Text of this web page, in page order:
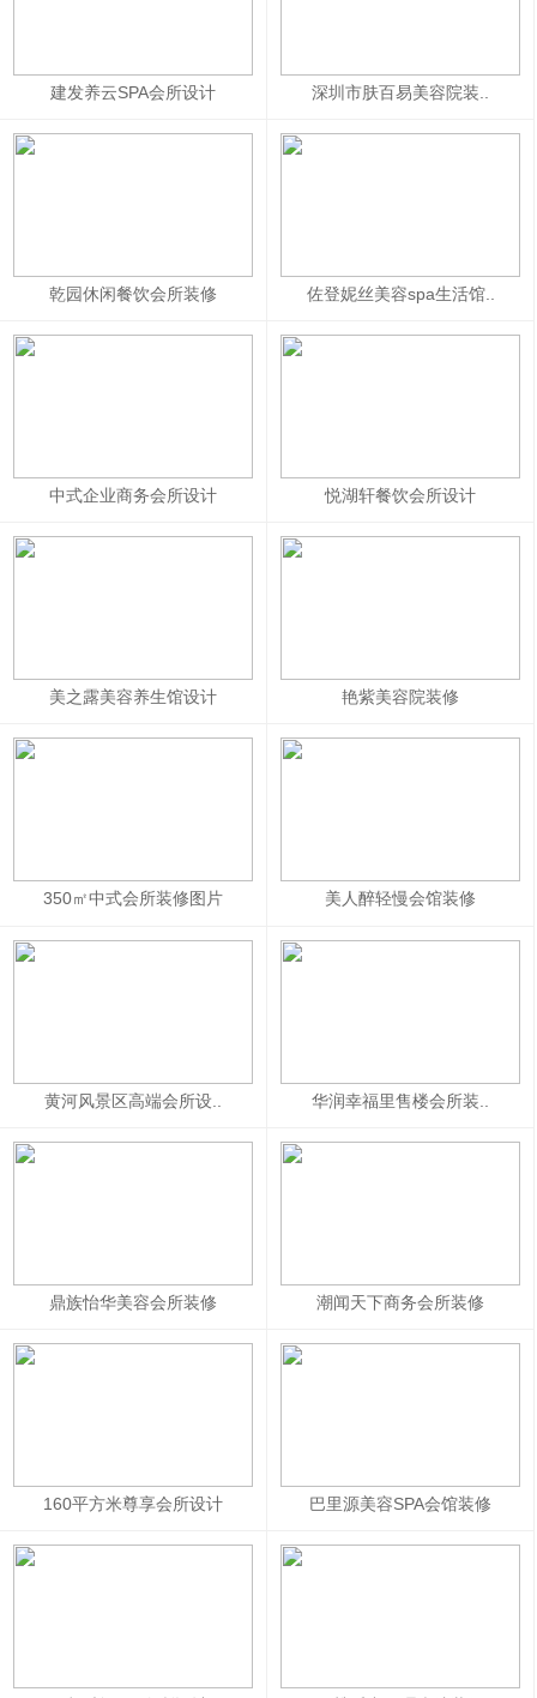
建发养云SPA会所设计 深圳市肤百易美容院装..
乾园休闲餐饮会所装修 佐登妮丝美容spa生活馆..
中式企业商务会所设计 悦湖轩餐饮会所设计
美之露美容养生馆设计 艳紫美容院装修
350㎡中式会所装修图片 美人醉轻慢会馆装修
黄河风景区高端会所设.. 华润幸福里售楼会所装..
鼎族怡华美容会所装修 潮闻天下商务会所装修
160平方米尊享会所设计 巴里源美容SPA会馆装修